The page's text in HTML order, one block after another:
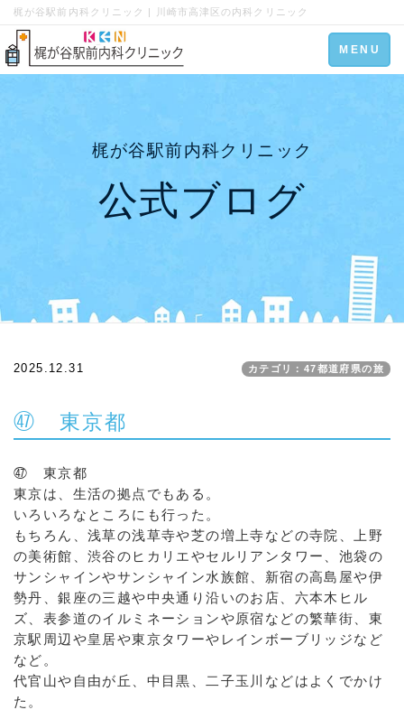
梶が谷駅前内科クリニック | 川崎市高津区の内科クリニック
Toggle
navigation
MENU
梶が谷駅前内科クリニック
公式ブログ
2025.12.31 カテゴリ：47都道府県の旅
㊼ 東京都
㊼ 東京都
東京は、生活の拠点でもある。
いろいろなところにも行った。
もちろん、浅草の浅草寺や芝の増上寺などの寺院、上野
の美術館、渋谷のヒカリエやセルリアンタワー、池袋の
サンシャインやサンシャイン水族館、新宿の高島屋や伊
勢丹、銀座の三越や中央通り沿いのお店、六本木ヒル
ズ、表参道のイルミネーションや原宿などの繁華街、東
京駅周辺や皇居や東京タワーやレインボーブリッジなど
など。
代官山や自由が丘、中目黒、二子玉川などはよくでかけ
た。